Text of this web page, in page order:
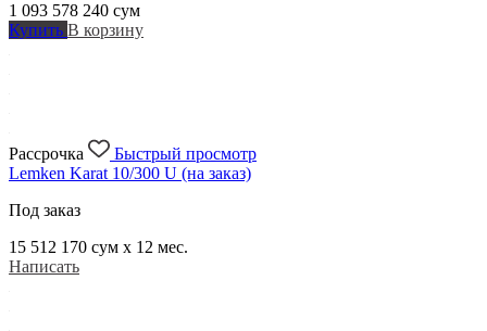
1 093 578 240 сум
Купить В корзину
Рассрочка
Быстрый просмотр
Lemken Karat 10/300 U (на заказ)
Под заказ
15 512 170 сум x 12 мес.
Написать